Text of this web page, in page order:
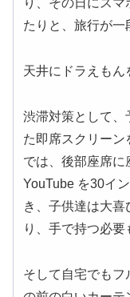
り、その日にス
たりと、旅行が一
天井にドラえもん
渋滞対策として、
た即席スクリー
では、後部座席
YouTube を30イ
き、子供達は大喜
り、手で持つ必要
そして自宅でもフ